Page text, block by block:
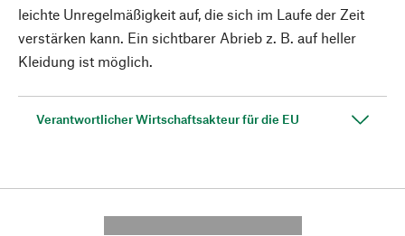
leichte Unregelmäßigkeit auf, die sich im Laufe der Zeit
verstärken kann. Ein sichtbarer Abrieb z. B. auf heller
Kleidung ist möglich.
Verantwortlicher Wirtschaftsakteur für die EU